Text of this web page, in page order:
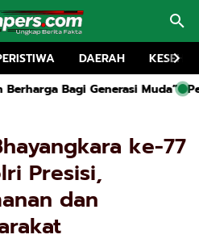
DAERAH
Muda”
Pemkab Lembata
ke-77
Presisi,
dan